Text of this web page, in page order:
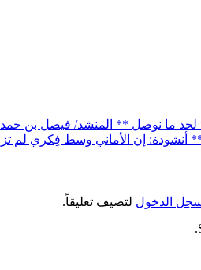
لحد ما نوصل ** المنشد/ فيصل بن
أنشودة: إن الأماني وسط فِكري لم
الدخول لتضيف تعليقاً.